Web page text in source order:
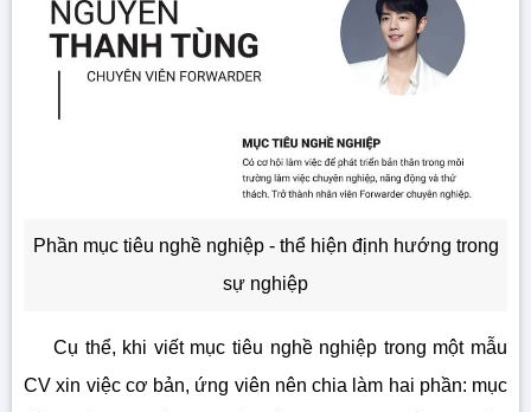
Phần mục tiêu nghề nghiệp - thể hiện định hướng trong
sự nghiệp
Cụ thể, khi viết mục tiêu nghề nghiệp trong một mẫu
CV xin việc cơ bản, ứng viên nên chia làm hai phần: mục